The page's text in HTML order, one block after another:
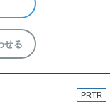
せる
PRTR